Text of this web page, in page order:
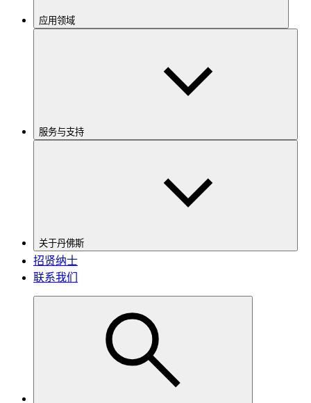
应用领域
服务与支持
关于丹佛斯
招贤纳士
联系我们